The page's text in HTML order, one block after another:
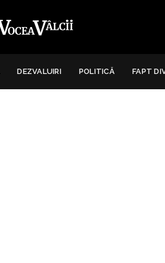
DEZVALUIRI POLITICĂ FAPT